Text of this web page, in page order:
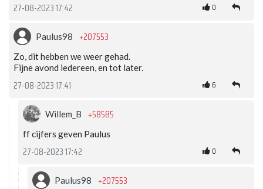
27-08-2023 17:42 0
Paulus98 +207553
Zo, dit hebben we weer gehad.
Fijne avond iedereen, en tot later.
27-08-2023 17:41 6
Willem_B +58585
ff cijfers geven Paulus
27-08-2023 17:42 0
Paulus98 +207553